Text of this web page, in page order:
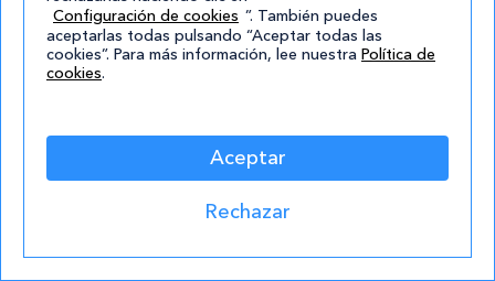
¿Qué es un proyecto
Configuración de cookies ”. También puedes
aceptarlas todas pulsando “Aceptar todas las
cookies”. Para más información, lee nuestra Política de
cookies.
Aceptar
Rechazar